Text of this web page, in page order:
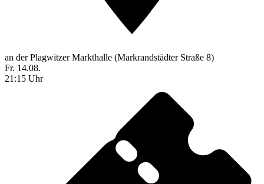
an der Plagwitzer Markthalle (Markrandstädter Straße 8)
Fr. 14.08.
21:15 Uhr